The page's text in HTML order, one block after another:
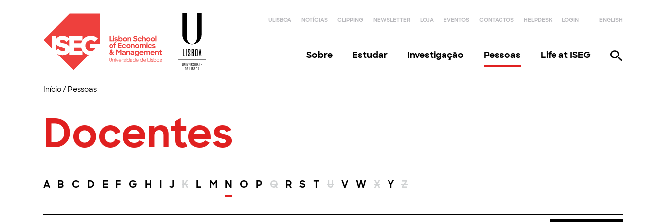
ULISBOA NOTÍCIAS CLIPPING NEWSLETTER LOJA EVENTOS CONTACTOS HELPDESK LOGIN ENGLISH
Sobre Estudar Investigação Pessoas Life at ISEG
Início/ Pessoas
Docentes
A B C D E F G H I J K L M N O P Q R S T U V W X Y Z